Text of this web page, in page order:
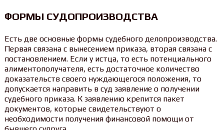
ФОРМЫ СУДОПРОИЗВОДСТВА
Есть две основные формы судебного делопроизводства.
Первая связана с вынесением приказа, вторая связана с
постановлением. Если у истца, то есть потенциального
алиментополучателя, есть достаточное количество
доказательств своего нуждающегося положения, то
допускается направить в суд заявление о получении
судебного приказа. К заявлению крепится пакет
документов, которые свидетельствуют о
необходимости получения финансовой помощи от